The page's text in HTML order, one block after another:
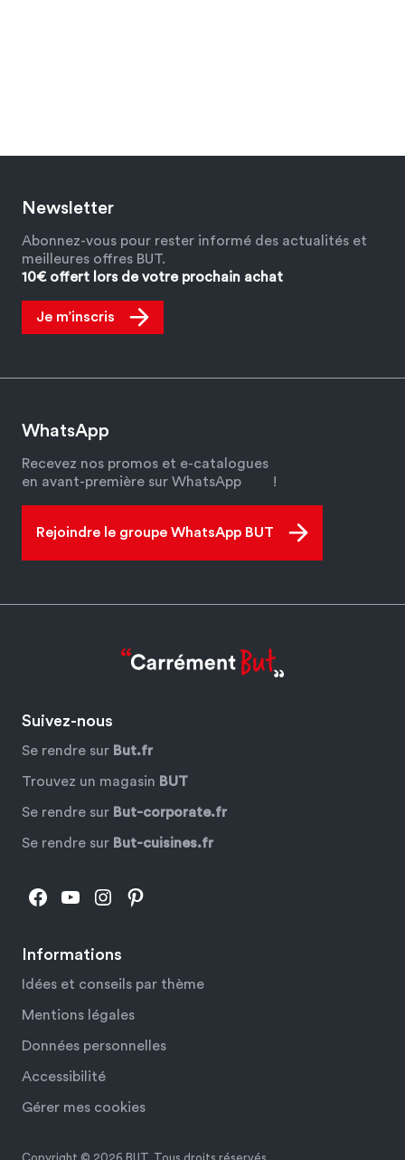
Newsletter
Abonnez-vous pour rester informé des actualités et
meilleures offres BUT.
10€ offert lors de votre prochain achat
Je m’inscris
WhatsApp
Recevez nos promos et e-catalogues
en avant-première sur WhatsApp
!
Rejoindre le groupe WhatsApp BUT
Informations
Idées et conseils par thème
Mentions légales
Données personnelles
Accessibilité
Gérer mes cookies
Suivez-nous
Se rendre sur But.fr
Trouvez un magasin BUT
Se rendre sur But-corporate.fr
Se rendre sur But-cuisines.fr
Facebook
YouTube
Instagram
Pinterest